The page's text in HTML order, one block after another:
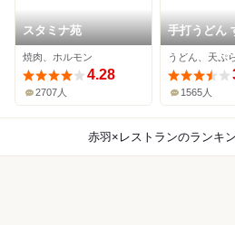
スタミナ苑
焼肉、ホルモン
4.28
2707人
手打うどん
うどん、天ぷ
1565人
赤羽×レストランのランキ